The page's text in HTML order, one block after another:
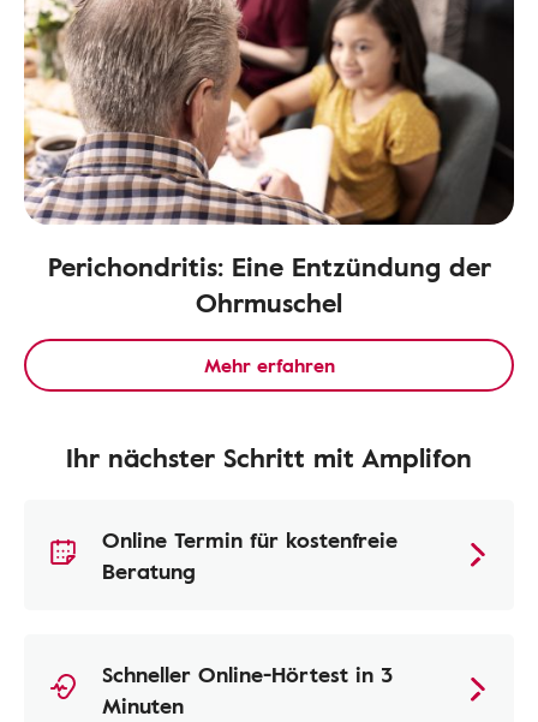
Perichondritis: Eine Entzündung der
Ohrmuschel
Mehr erfahren
Ihr nächster Schritt mit Amplifon
Online Termin für kostenfreie
Beratung
Schneller Online-Hörtest in 3
Minuten